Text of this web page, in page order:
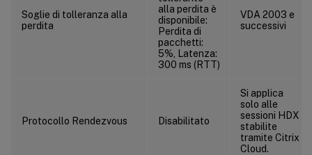
Soglie di tolleranza alla
perdita
alla perdita è
disponibile:
Perdita di
pacchetti:
5%, Latenza:
300 ms (RTT)
VDA 2003 e
successivi
Protocollo Rendezvous Disabilitato
Si applica
solo alle
sessioni HDX
stabilite
tramite Citrix
Cloud.
Gestione profili/Reindirizzamento cartelle/Collegamenti
Gestione profili/Reindirizzamento cartelle/Musica
Gestione profili/Reindirizzamento cartelle/Immagini
Gestione profili/Reindirizzamento cartelle/Partite salvate